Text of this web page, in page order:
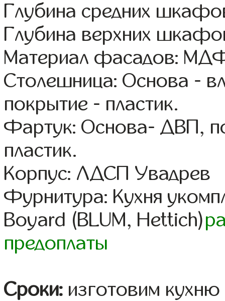
Глубина средних
Глубина верхних
Материал фасадов:
Столешница: Основа -
покрытие - пластик.
Фартук: Основа- ДВП,
пластик.
Корпус: ЛДСП Увадрев
Фурнитура: Кухня
Boyard (BLUM, Hettich)
предоплаты
Сроки: изготовим